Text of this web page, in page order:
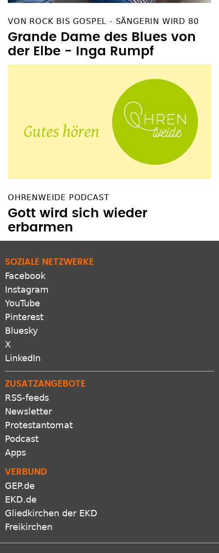
VON ROCK BIS GOSPEL - SÄNGERIN WIRD 80
Grande Dame des Blues von
der Elbe - Inga Rumpf
OHRENWEIDE PODCAST
Gott wird sich wieder
erbarmen
SOZIALE NETZWERKE
Facebook
Instagram
YouTube
Pinterest
Bluesky
X
LinkedIn
ZUSATZANGEBOTE
RSS-feeds
Newsletter
Protestantomat
Podcast
Apps
VERBUND
GEP.de
EKD.de
Gliedkirchen der EKD
Freikirchen